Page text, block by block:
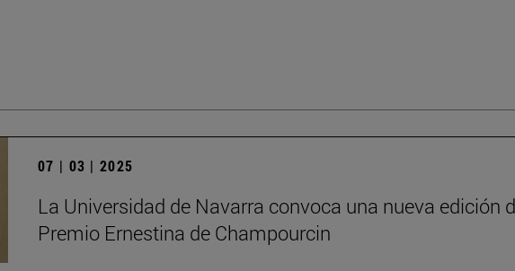
07 | 03 | 2025
La Universidad de Navarra convoca una nueva edición
Premio Ernestina de Champourcin